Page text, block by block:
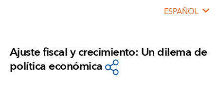
ESPAÑOL
Ajuste fiscal y crecimiento: Un dilema de
política económica